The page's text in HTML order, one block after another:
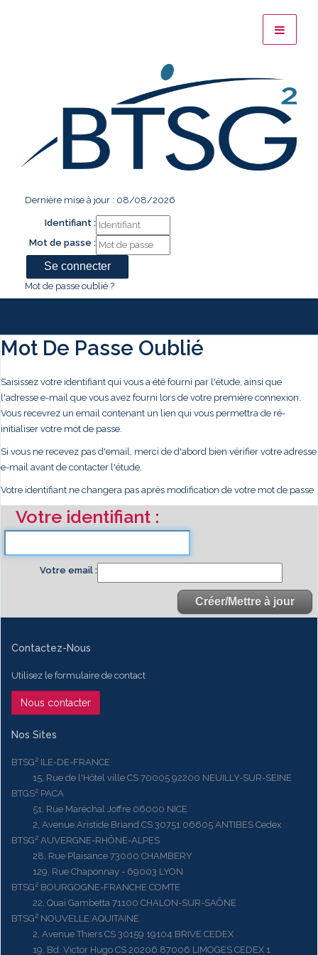
Dernière mise à jour : 08/08/2026
Identifiant :
Mot de passe :
Mot de passe oublié ?
Mot De Passe Oublié
Saisissez votre identifiant qui vous a été fourni par l'étude, ainsi que
l'adresse e-mail que vous avez fourni lors de votre première connexion.
Vous recevrez un email contenant un lien qui vous permettra de ré-
initialiser votre mot de passe.
Si vous ne recevez pas d'email, merci de d'abord bien vérifier votre adresse
e-mail avant de contacter l'étude.
Votre identifiant ne changera pas après modification de votre mot de passe
Votre identifiant
Votre email
Contactez-Nous
Utilisez le formulaire de contact
Nous contacter
Nos Sites
BTSG² ILE-DE-FRANCE
15, Rue de l'Hôtel ville CS 70005 92200 NEUILLY-SUR-SEINE
BTGS² PACA
51, Rue Maréchal Joffre 06000 NICE
2, Avenue Aristide Briand CS 30751 06605 ANTIBES Cedex
BTSG² AUVERGNE-RHÔNE-ALPES
28, Rue Plaisance 73000 CHAMBERY
129, Rue Chaponnay - 69003 LYON
BTSG² BOURGOGNE-FRANCHE COMTE
22, Quai Gambetta 71100 CHALON-SUR-SAÔNE
BTSG² NOUVELLE AQUITAINE
2, Avenue Thiers CS 30159 19104 BRIVE CEDEX
19, Bd. Victor Hugo CS 20206 87006 LIMOGES CEDEX 1